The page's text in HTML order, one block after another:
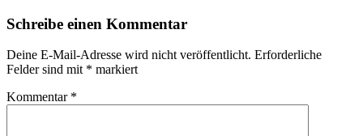
Schreibe einen Kommentar
Deine E-Mail-Adresse wird nicht veröffentlicht. Erforderliche
Felder sind mit * markiert
Kommentar *